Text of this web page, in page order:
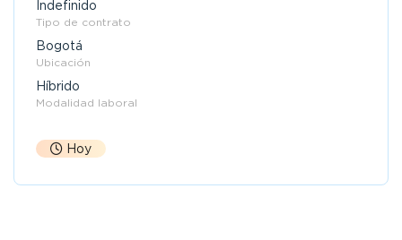
Indefinido
Tipo de contrato
Bogotá
Ubicación
Híbrido
Modalidad laboral
Hoy